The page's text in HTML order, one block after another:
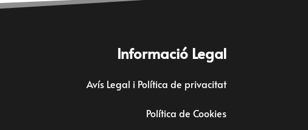
Informació Legal
Avís Legal i Política de privacitat
Política de Cookies